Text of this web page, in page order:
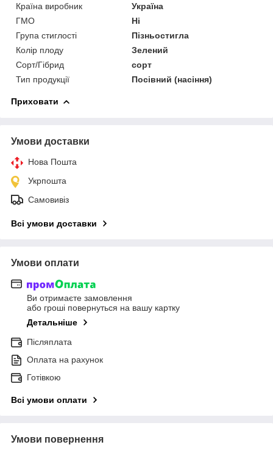
Країна виробник
Україна
ГМО
Ні
Група стиглості
Пізньостигла
Колір плоду
Зелений
Сорт/Гібрид
сорт
Тип продукції
Посівний (насіння)
Приховати
Умови доставки
Нова Пошта
Укрпошта
Самовивіз
Всі умови доставки
Умови оплати
Ви отримаєте замовлення
або гроші повернуться на вашу картку
Детальніше
Післяплата
Оплата на рахунок
Готівкою
Всі умови оплати
Умови повернення